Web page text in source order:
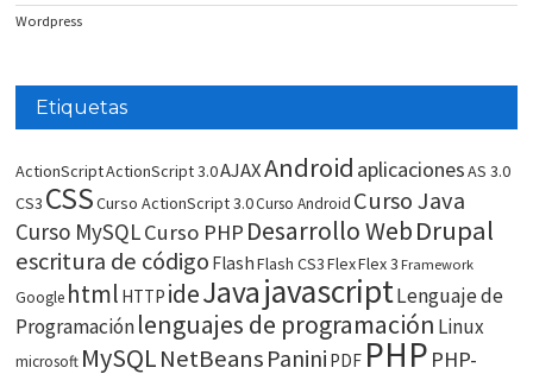
Wordpress
Etiquetas
ActionScriptActionScript 3.0AJAXAndroid aplicacionesAS 3.0
CS3 CSSCurso ActionScript 3.0Curso Android Curso Java
Curso MySQLCurso PHP Desarrollo WebDrupal
escritura de código FlashFlash CS3FlexFlex 3 Framework
Google html HTTP ideJavajavascriptLenguaje de
Programaciónlenguajes de programación Linux
microsoft MySQLNetBeans Panini PDF PHP PHP-